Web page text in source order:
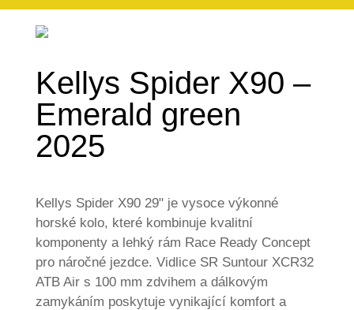
Kellys Spider X90 –
Emerald green
2025
Kellys Spider X90 29" je vysoce výkonné
horské kolo, které kombinuje kvalitní
komponenty a lehký rám Race Ready Concept
pro náročné jezdce. Vidlice SR Suntour XCR32
ATB Air s 100 mm zdvihem a dálkovým
zamykáním poskytuje vynikající komfort a